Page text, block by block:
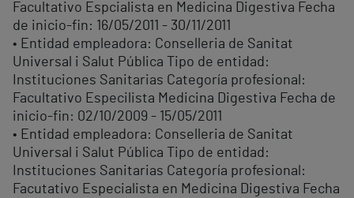
Facultativo Espcialista en Medicina Digestiva Fecha
de inicio-fin: 16/05/2011 - 30/11/2011
• Entidad empleadora: Conselleria de Sanitat
Universal i Salut Pública Tipo de entidad:
Instituciones Sanitarias Categoría profesional:
Facultativo Especilista Medicina Digestiva Fecha de
inicio-fin: 02/10/2009 - 15/05/2011
• Entidad empleadora: Conselleria de Sanitat
Universal i Salut Pública Tipo de entidad:
Instituciones Sanitarias Categoría profesional:
Facutativo Especialista en Medicina Digestiva Fecha